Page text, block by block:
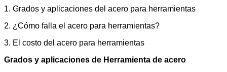
1. Grados y aplicaciones del acero para herramientas
2. ¿Cómo falla el acero para herramientas?
3. El costo del acero para herramientas
Grados y aplicaciones de Herramienta de acero